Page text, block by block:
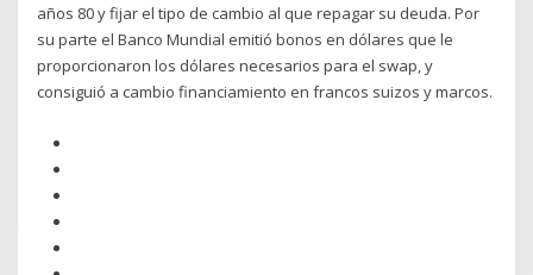
años 80 y fijar el tipo de cambio al que repagar su deuda. Por
su parte el Banco Mundial emitió bonos en dólares que le
proporcionaron los dólares necesarios para el swap, y
consiguió a cambio financiamiento en francos suizos y marcos.